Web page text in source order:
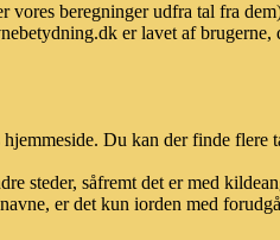
beregninger udfra tal fra
er lavet af
Du kan der finde flere
steder, såfremt det er med
er det kun iorden med